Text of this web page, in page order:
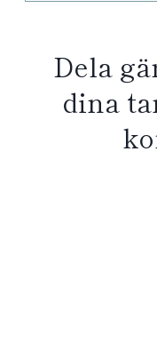
Dela
dina